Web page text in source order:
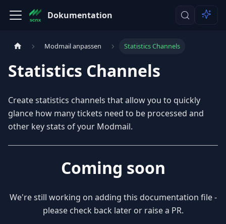
Dokumentation
Modmail anpassen Statistics Channels
Statistics Channels
Create statistics channels that allow you to quickly
glance how many tickets need to be processed and
other key stats of your Modmail.
Coming soon
We're still working on adding this documentation file -
please check back later or raise a PR.